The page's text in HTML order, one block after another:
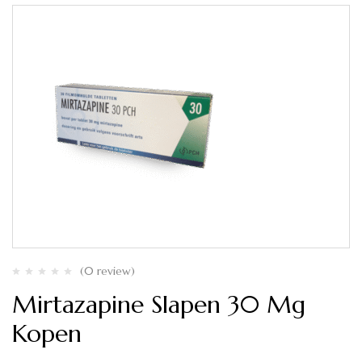
(0 review)
Mirtazapine Slapen 30 Mg
Kopen